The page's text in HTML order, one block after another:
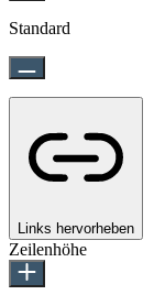
Standard
Links hervorheben
Zeilenhöhe